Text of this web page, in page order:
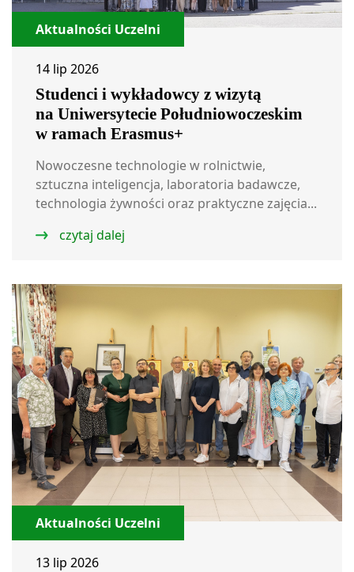
Aktualności Uczelni
14 lip 2026
Studenci i wykładowcy z wizytą
na Uniwersytecie Południowoczeskim
w ramach Erasmus+
Nowoczesne technologie w rolnictwie,
sztuczna inteligencja, laboratoria badawcze,
technologia żywności oraz praktyczne zajęcia...
czytaj dalej
Aktualności Uczelni
13 lip 2026